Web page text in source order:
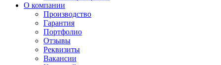
О компании
Производство
Гарантия
Портфолио
Отзывы
Реквизиты
Вакансии